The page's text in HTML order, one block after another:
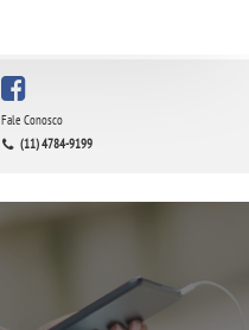
Fale Conosco
(11) 4784-9199